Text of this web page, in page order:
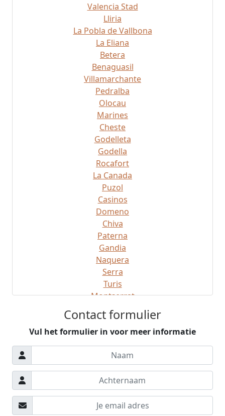
Valencia Stad
Lliria
La Pobla de Vallbona
La Eliana
Betera
Benaguasil
Villamarchante
Pedralba
Olocau
Marines
Cheste
Godelleta
Godella
Rocafort
La Canada
Puzol
Casinos
Domeno
Chiva
Paterna
Gandia
Naquera
Serra
Turis
Montserrat
Montroy
Gatova
Ribaroja
Manises
Sagunto
Gilet
Buiten Valencia
Regio Valencia
Denia
Contact formulier
Vul het formulier in voor meer informatie